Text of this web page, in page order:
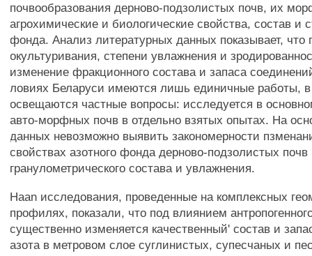
почвообразования дерново-подзолистых почв, их
агрохимические и биологические свойства, состав и
фонда. Анализ литературных данных показывает, что
окультуривания, степени увлажнения и
изменение фракционного состава и запаса
ловиях Беларуси имеются лишь единичные работы, в
освещаются частные вопросы: исследуется в
авто-морфных почв в отдельно взятых опытах. На
данных невозможно выявить закономерности
свойствах азотного фонда дерново-подзолистых почв
гранулометрического состава и увлажнения.
Haan исследования, проведенные на комплексных
профилях, показали, что под влиянием
существенно изменяется качественный' состав и
азота в метровом слое суглинистых, супесчаных и